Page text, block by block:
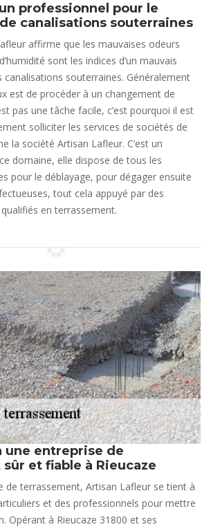
professionnel pour le
canalisations souterraines
affirme que les mauvaises odeurs
sont les indices d’un mauvais
souterraines. Généralement
est de procéder à un changement de
pas une tâche facile, c’est pourquoi il est
solliciter les services de sociétés de
la société Artisan Lafleur. C’est un
domaine, elle dispose de tous les
pour le déblayage, pour dégager ensuite
tout cela appuyé par des
en terrassement.
une entreprise de
et fiable à Rieucaze
de terrassement, Artisan Lafleur se tient à
et des professionnels pour mettre
Opérant à Rieucaze 31800 et ses